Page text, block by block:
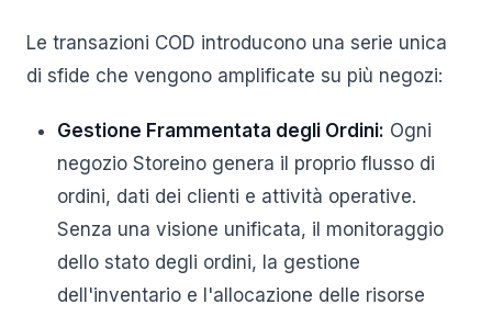
Le transazioni COD introducono una serie unica
di sfide che vengono amplificate su più negozi:
Gestione Frammentata degli Ordini: Ogni
negozio Storeino genera il proprio flusso di
ordini, dati dei clienti e attività operative.
Senza una visione unificata, il monitoraggio
dello stato degli ordini, la gestione
dell'inventario e l'allocazione delle risorse